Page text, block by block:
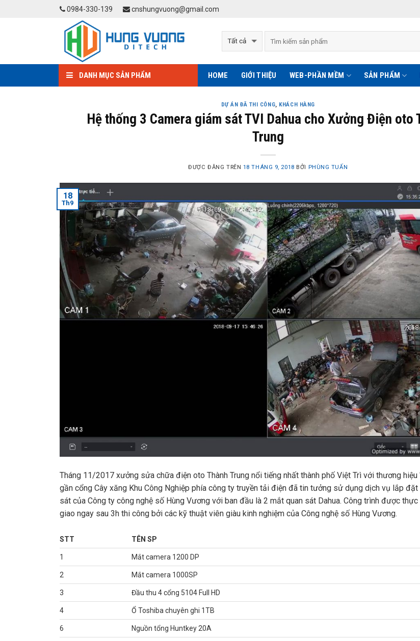
0984-330-139 cnshungvuong@gmail.com
DANH MỤC SẢN PHẨM HOME GIỚI THIỆU WEB-PHẦN MỀM SẢN PHẨM
DỰ ÁN ĐÃ THI CÔNG, KHÁCH HÀNG
Hệ thống 3 Camera giám sát TVI Dahua cho Xưởng Điện oto
Trung
ĐƯỢC ĐĂNG TRÊN 18 THÁNG 9, 2018 BỞI PHÙNG TUẤN
18
Th9
Tháng 11/2017 xưởng sửa chữa điện oto Thành Trung nổi tiếng nhất thành phố Việt Trì với thương hiệu
gần cổng Cây xăng Khu Công Nghiệp phía công ty truyền tải điện đã tin tưởng sử dụng dịch vụ lắp đặt
sát của Công ty công nghệ số Hùng Vương với ban đầu là 2 mắt quan sát Dahua. Công trình được thực
giao ngay sau 3h thi công bởi các kỹ thuật viên giàu kinh nghiệm của Công nghệ số Hùng Vương.
STT TÊN SP
1 Mắt camera 1200 DP
2 Mắt camera 1000SP
3 Đầu thu 4 cổng 5104 Full HD
4 Ổ Toshiba chuyên ghi 1TB
6 Nguồn tổng Huntkey 20A